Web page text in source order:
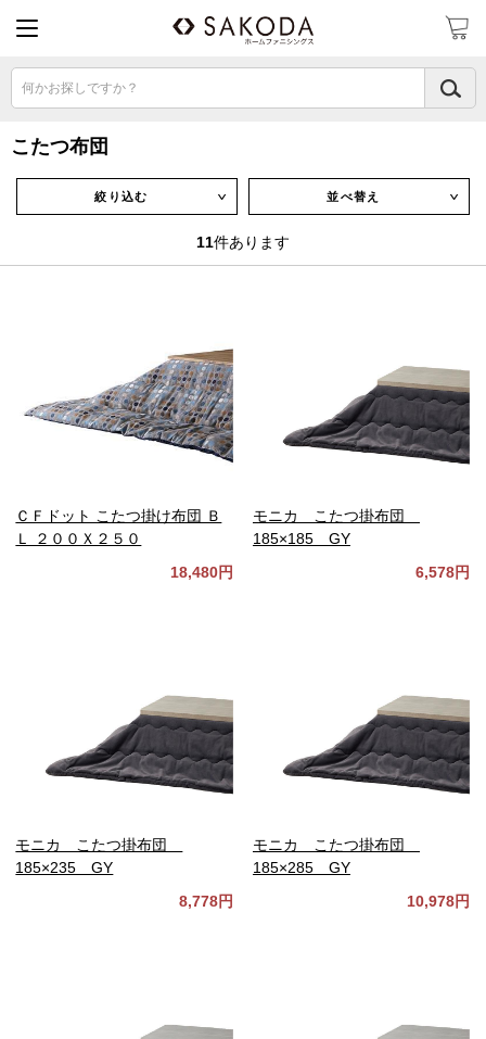
何かお探しですか？
こたつ布団
絞り込む ∨ 並べ替え ∨
11件あります
ＣＦドット こたつ掛け布団 Ｂ
Ｌ ２００Ｘ２５０
18,480円
モニカ こたつ掛布団
185×185 GY
6,578円
モニカ こたつ掛布団
185×235 GY
8,778円
モニカ こたつ掛布団
185×285 GY
10,978円